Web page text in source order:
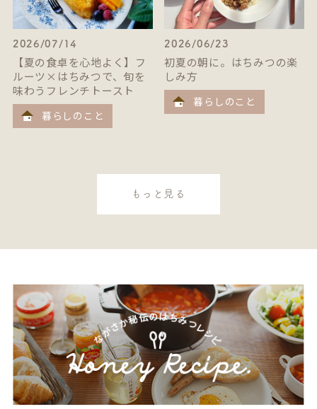
2026/07/14
【夏の食卓を心地よく】フ
ルーツ×はちみつで、旬を
味わうフレンチトースト
暮らしのこと
2026/06/23
初夏の朝に。はちみつの楽
しみ方
暮らしのこと
もっと見る